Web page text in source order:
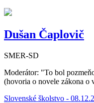
Dušan Čaplovič
SMER-SD
Moderátor: "To bol
(hovoria o novele zákona o
Slovenské školstvo -